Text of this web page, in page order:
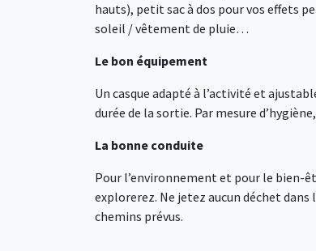
hauts), petit sac à dos pour vos effets
soleil / vêtement de pluie…
Le bon équipement
Un casque adapté à l’activité et
durée de la sortie. Par mesure
La bonne conduite
Pour l’environnement et pour le bien-
explorerez. Ne jetez aucun déchet
chemins prévus.